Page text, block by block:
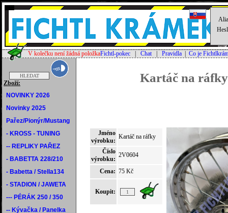
V kolečku není žádná položkaFichtl-pokec Chat| Pravidla Co je
Zboží:
NOVINKY 2026
Novinky 2025
Pařez/Pionýr/Mustang
- KROSS - TUNING
-- REPLIKY PAŘEZ
- BABETTA 228/210
- Babetta / Stella134
- STADION / JAWETA
--- PÉRÁK 250 / 350
-- Kývačka / Panelka
Kartáč na ráfky
Jméno
výrobku:
Kartáč na ráfky
Číslo
výrobku:
2V0604
Cena: 75 Kč
Koupit: